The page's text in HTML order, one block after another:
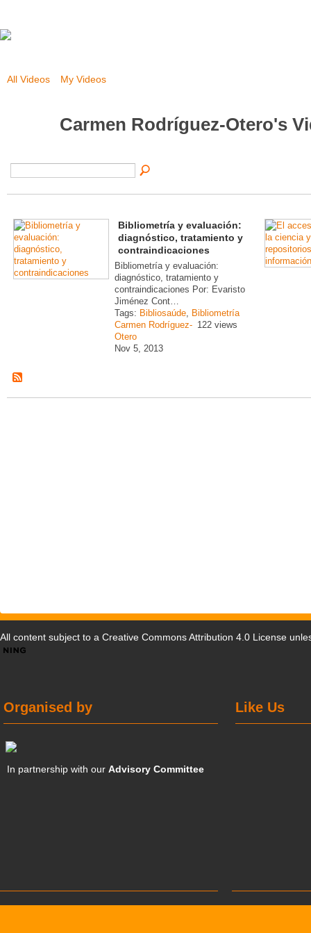
All Videos My Videos
Carmen Rodríguez-Otero's
Bibliometría y evaluación:
diagnóstico, tratamiento y
contraindicaciones
Bibliometría y evaluación:
diagnóstico, tratamiento y
contraindicaciones Por: Evaristo
Jiménez Cont…
Tags: Bibliosaúde, Bibliometría
Carmen Rodríguez-
Otero
Nov 5, 2013
122 views
All content subject to a Creative Commons Attribution 4.0 License
Like Us
Organised by
In partnership with ourAdvisory Committee